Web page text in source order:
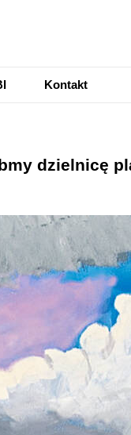
Kontakt
dzielnicę